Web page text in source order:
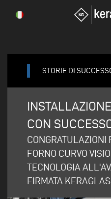
STORIE DI
CON
CONGRATULAZIONI
FORNO CURVO
TECNOLOGIA
FIRMATA